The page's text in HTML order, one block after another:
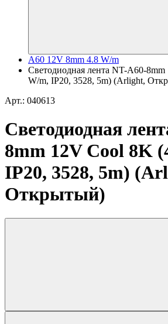
A60 12V 8mm 4.8 W/m
Светодиодная лента NT-A60-
W/m, IP20, 3528, 5m) (Arlight,
Арт.: 040613
Светодиодная
8mm 12V Cool 8K
IP20, 3528, 5m)
Открытый)